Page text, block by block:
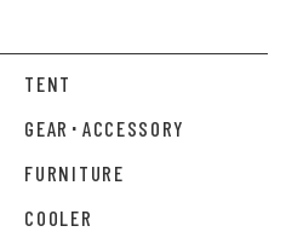
TENT
GEAR･ACCESSORY
FURNITURE
COOLER